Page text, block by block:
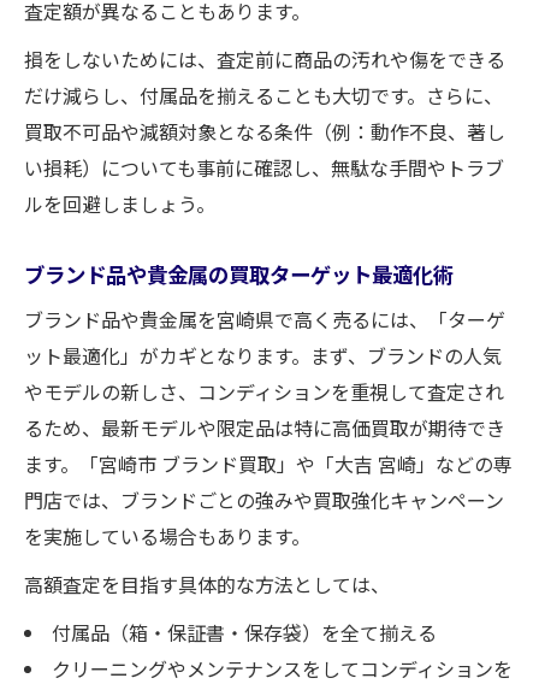
査定額が異なることもあります。
損をしないためには、査定前に商品の汚れや傷をできる
だけ減らし、付属品を揃えることも大切です。さらに、
買取不可品や減額対象となる条件（例：動作不良、著し
い損耗）についても事前に確認し、無駄な手間やトラブ
ルを回避しましょう。
ブランド品や貴金属の買取ターゲット最適化術
ブランド品や貴金属を宮崎県で高く売るには、「ターゲ
ット最適化」がカギとなります。まず、ブランドの人気
やモデルの新しさ、コンディションを重視して査定され
るため、最新モデルや限定品は特に高価買取が期待でき
ます。「宮崎市 ブランド買取」や「大吉 宮崎」などの専
門店では、ブランドごとの強みや買取強化キャンペーン
を実施している場合もあります。
高額査定を目指す具体的な方法としては、
付属品（箱・保証書・保存袋）を全て揃える
クリーニングやメンテナンスをしてコンディションを